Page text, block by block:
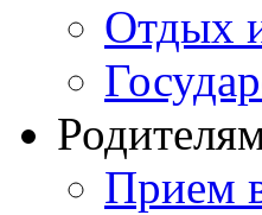
Отдых
Прием